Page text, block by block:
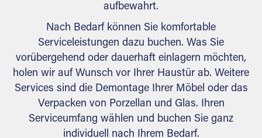
aufbewahrt.
Nach Bedarf können Sie komfortable
Serviceleistungen dazu buchen. Was Sie
vorübergehend oder dauerhaft einlagern möchten,
holen wir auf Wunsch vor Ihrer Haustür ab. Weitere
Services sind die Demontage Ihrer Möbel oder das
Verpacken von Porzellan und Glas. Ihren
Serviceumfang wählen und buchen Sie ganz
individuell nach Ihrem Bedarf.